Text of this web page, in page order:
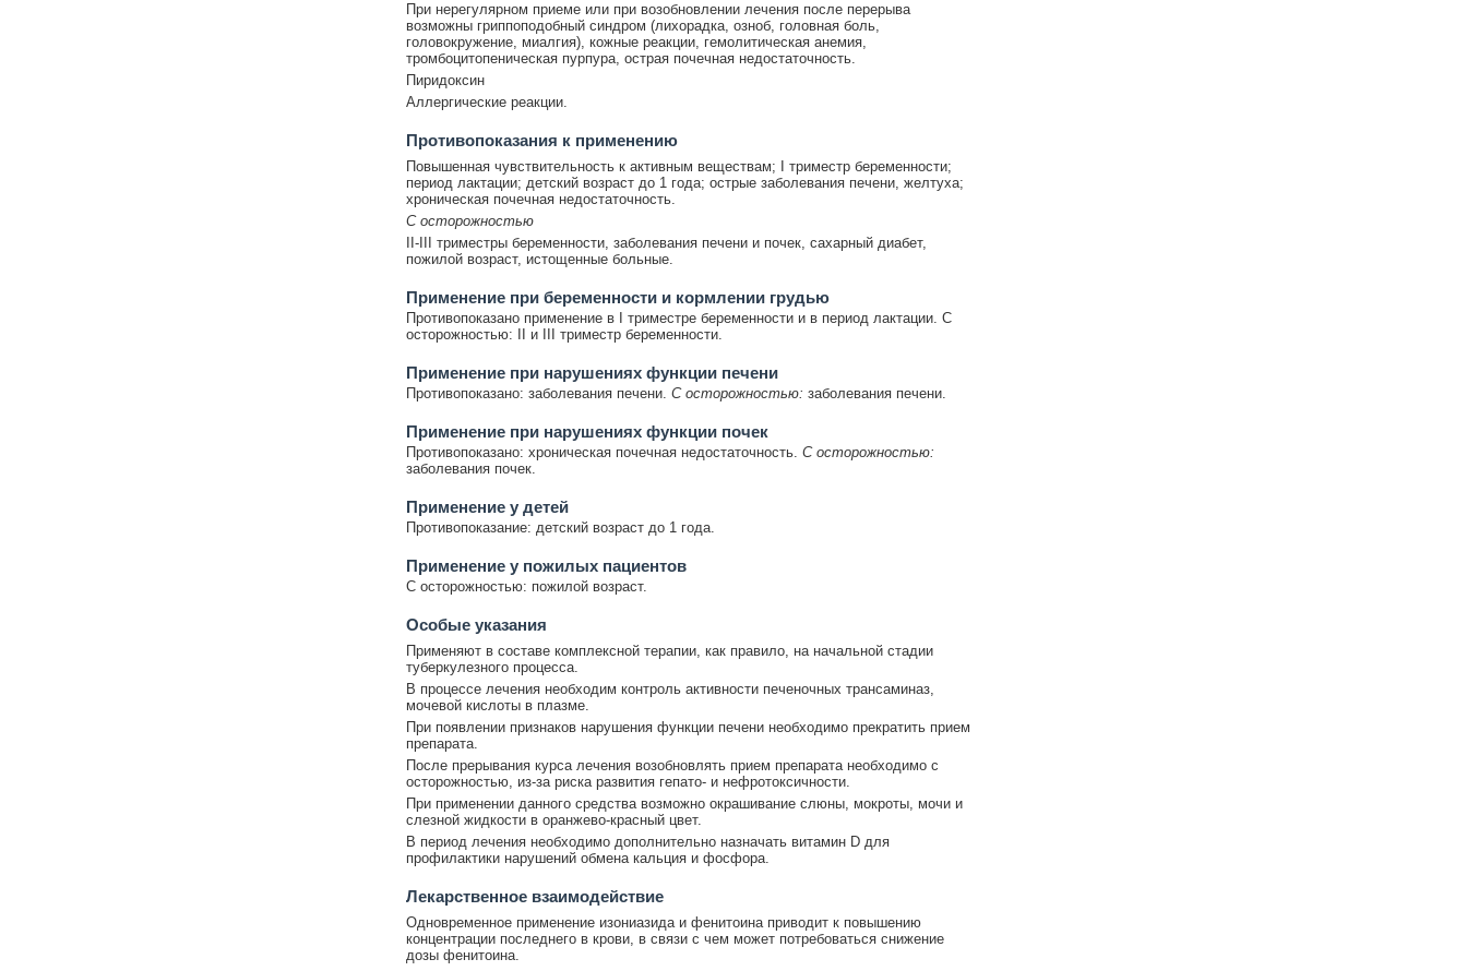
При нерегулярном приеме или при возобновлении лечения после перерыва
возможны гриппоподобный синдром (лихорадка, озноб, головная боль,
головокружение, миалгия), кожные реакции, гемолитическая анемия,
тромбоцитопеническая пурпура, острая почечная недостаточность.
Пиридоксин
Аллергические реакции.
Противопоказания к применению
Повышенная чувствительность к активным веществам; I триместр беременности;
период лактации; детский возраст до 1 года; острые заболевания печени, желтуха;
хроническая почечная недостаточность.
С осторожностью
II-III триместры беременности, заболевания печени и почек, сахарный диабет,
пожилой возраст, истощенные больные.
Применение при беременности и кормлении грудью
Противопоказано применение в I триместре беременности и в период лактации. С
осторожностью: II и III триместр беременности.
Применение при нарушениях функции печени
Противопоказано: заболевания печени. С осторожностью: заболевания печени.
Применение при нарушениях функции почек
Противопоказано: хроническая почечная недостаточность. С осторожностью:
заболевания почек.
Применение у детей
Противопоказание: детский возраст до 1 года.
Применение у пожилых пациентов
С осторожностью: пожилой возраст.
Особые указания
Применяют в составе комплексной терапии, как правило, на начальной стадии
туберкулезного процесса.
В процессе лечения необходим контроль активности печеночных трансаминаз,
мочевой кислоты в плазме.
При появлении признаков нарушения функции печени необходимо прекратить прием
препарата.
После прерывания курса лечения возобновлять прием препарата необходимо с
осторожностью, из-за риска развития гепато- и нефротоксичности.
При применении данного средства возможно окрашивание слюны, мокроты, мочи и
слезной жидкости в оранжево-красный цвет.
В период лечения необходимо дополнительно назначать витамин D для
профилактики нарушений обмена кальция и фосфора.
Лекарственное взаимодействие
Одновременное применение изониазида и фенитоина приводит к повышению
концентрации последнего в крови, в связи с чем может потребоваться снижение
дозы фенитоина.